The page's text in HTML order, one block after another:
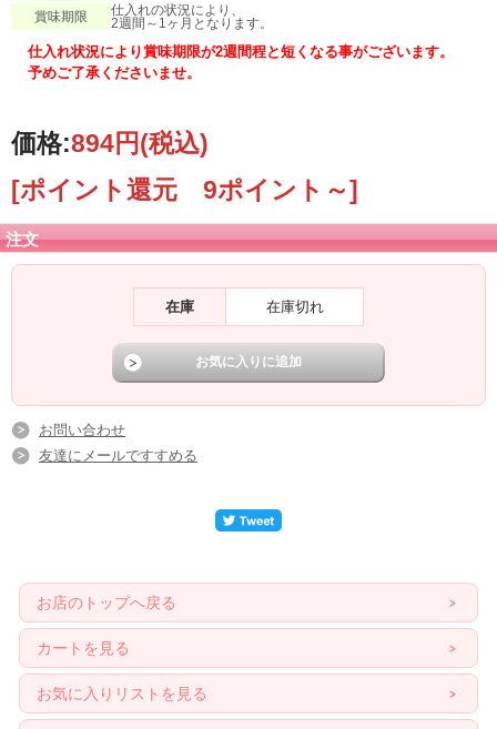
賞味期限
仕入れの状況により、
2週間～1ヶ月となります。
仕入れ状況により賞味期限が2週間程と短くなる事がございます。
予めご了承くださいませ。
価格:894円(税込)
[ポイント還元 9ポイント～]
注文
在庫 在庫切れ
お問い合わせ
友達にメールですすめる
お店のトップへ戻る
カートを見る
お気に入りリストを見る